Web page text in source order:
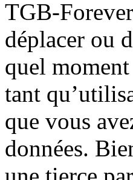
TGB-
déplacer ou
quel
tant
que vous
données.